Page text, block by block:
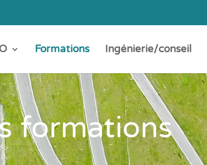
Formations Ingénierie/conseil
formations